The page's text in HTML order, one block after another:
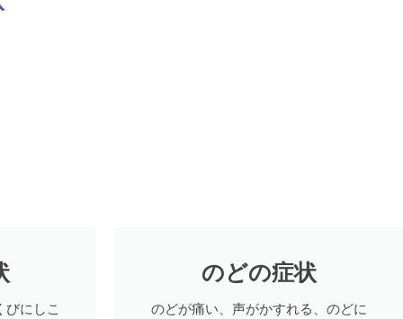
びにしこ
のどの症状
のどが痛い、声がかすれる、のどに